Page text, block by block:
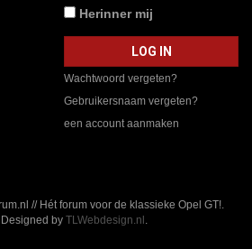
Herinner mij
Wachtwoord vergeten?
Gebruikersnaam vergeten?
een account aanmaken
// Hét forum voor de klassieke Opel GT!.
by TLWebdesign.nl .